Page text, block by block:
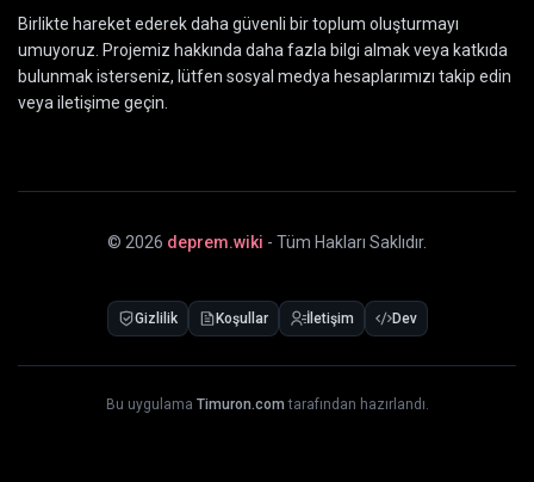
Birlikte hareket ederek daha güvenli bir toplum oluşturmayı
umuyoruz. Projemiz hakkında daha fazla bilgi almak veya katkıda
bulunmak isterseniz, lütfen sosyal medya hesaplarımızı takip edin
veya iletişime geçin.
© 2026 deprem.wiki - Tüm Hakları Saklıdır.
Gizlilik Koşullar İletişim Dev
Bu uygulama Timuron.com tarafından hazırlandı.